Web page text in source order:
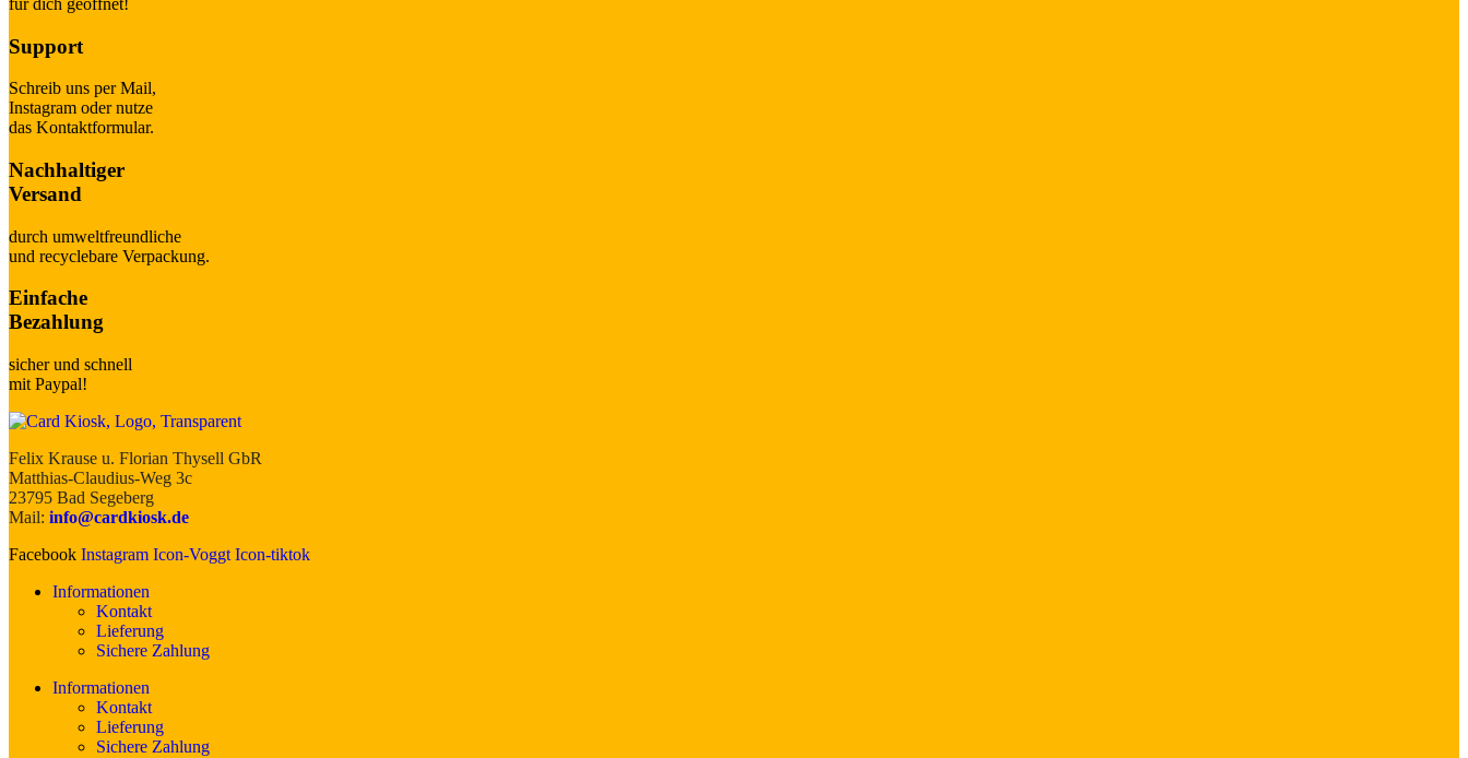
Support
Schreib uns per Mail,
Instagram oder nutze
das Kontaktformular.
Nachhaltiger
Versand
durch umweltfreundliche
und recyclebare Verpackung.
Einfache
Bezahlung
sicher und schnell
mit Paypal!
Felix Krause u. Florian Thysell GbR
Matthias-Claudius-Weg 3c
23795 Bad Segeberg
Mail: info@cardkiosk.de
Facebook Instagram Icon-Voggt Icon-tiktok
Informationen
Kontakt
Lieferung
Sichere Zahlung
Informationen
Kontakt
Lieferung
Sichere Zahlung